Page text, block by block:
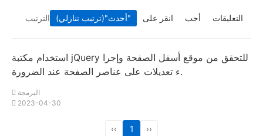
الترتيب أحدث"(ترتيب تنازلي)" انقر على أحب التعليقات
استخدام مكتبة jQuery للتحقق من موقع أسفل الصفحة وإجرا
ء تعديلات على عناصر الصفحة عند الضرورة.
البرمجة
2023-04-30
‹‹ 1 ››